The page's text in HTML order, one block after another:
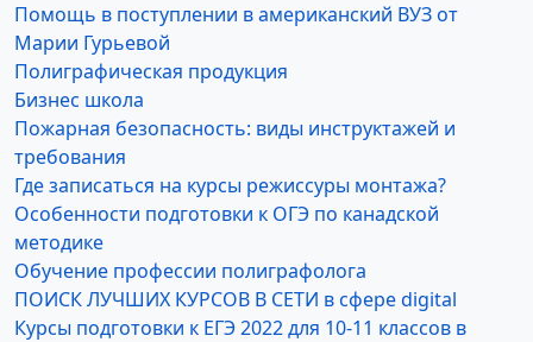
Помощь в поступлении в американский ВУЗ от
Марии Гурьевой
Полиграфическая продукция
Бизнес школа
Пожарная безопасность: виды инструктажей и
требования
Где записаться на курсы режиссуры монтажа?
Особенности подготовки к ОГЭ по канадской
методике
Обучение профессии полиграфолога
ПОИСК ЛУЧШИХ КУРСОВ В СЕТИ в сфере digital
Курсы подготовки к ЕГЭ 2022 для 10-11 классов в